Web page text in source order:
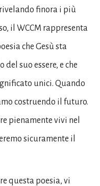
finora i più
il WCCM rappresenta
che Gesù sta
suo essere, e che
unici. Quando
costruendo il futuro.
pienamente vivi nel
sicuramente il
questa poesia, vi